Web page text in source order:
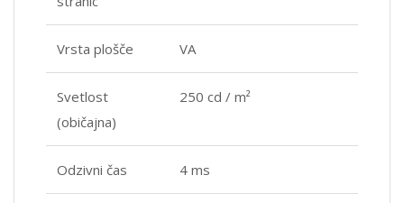
Vrsta plošče VA
Svetlost
(običajna)
250 cd / m²
Odzivni čas 4 ms